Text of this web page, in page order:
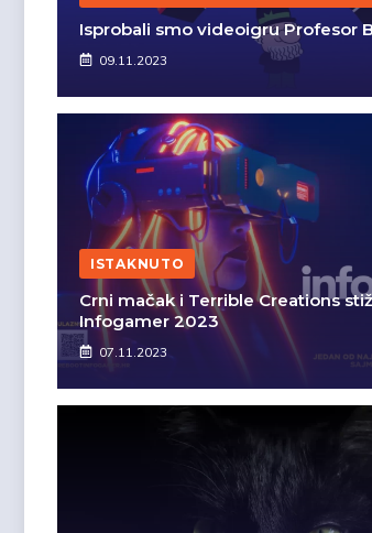
Isprobali smo videoigru Profesor
09.11.2023
ISTAKNUTO
Crni mačak i Terrible Creations
Infogamer 2023
07.11.2023